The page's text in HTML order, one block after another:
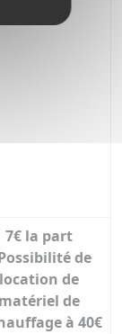
7€ la part
de
location de
matériel de
à 40€